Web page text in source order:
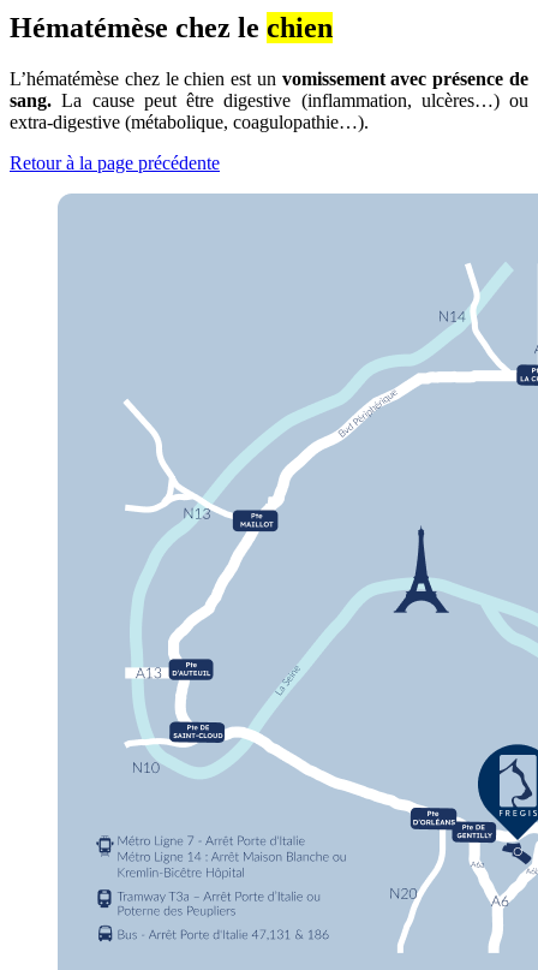
Hématémèse chez le chien
L’hématémèse chez le chien est un vomissement avec présence de
sang.La cause peut être digestive (inflammation, ulcères…) ou
extra-digestive (métabolique, coagulopathie…).
Retour à la page précédente